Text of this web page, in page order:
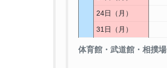
体育館・武道館・相撲場
24日（月）
31日（月）